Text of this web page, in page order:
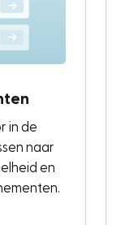
in de
naar
en